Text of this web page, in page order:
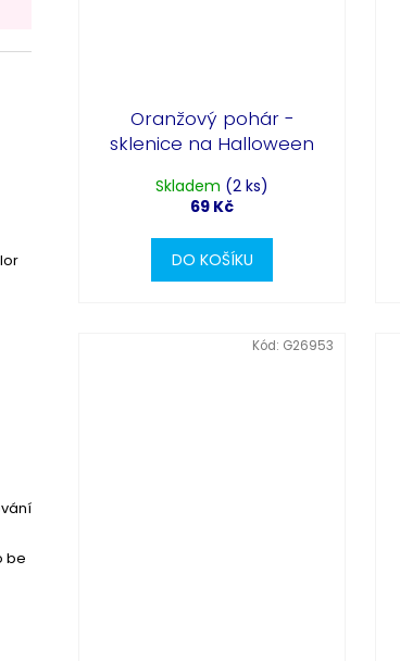
be
Oranžový pohár -
sklenice na Halloween
Skladem (2 ks)
69 Kč
DO KOŠÍKU
Kód: G26953